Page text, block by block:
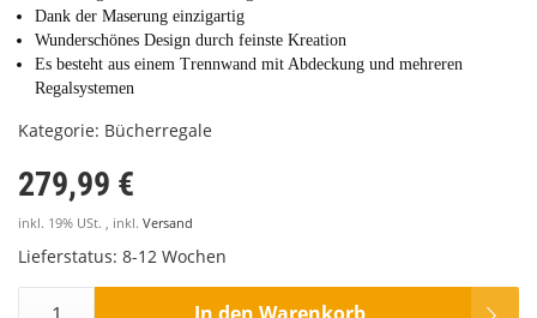
Dank der Maserung einzigartig
Wunderschönes Design durch feinste Kreation
Es besteht aus einem Trennwand mit Abdeckung und mehreren
Regalsystemen
Kategorie: Bücherregale
279,99 €
inkl. 19% USt. , inkl. Versand
Lieferstatus: 8-12 Wochen